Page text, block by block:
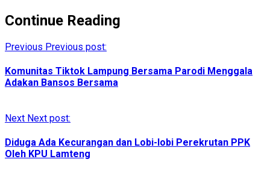
Continue Reading
Previous Previous post:
Komunitas Tiktok Lampung Bersama Parodi Menggala
Adakan Bansos Bersama
Next Next post:
Diduga Ada Kecurangan dan Lobi-lobi Perekrutan PPK
Oleh KPU Lamteng